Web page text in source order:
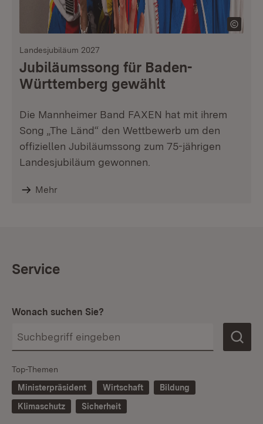
Landesjubiläum 2027
Jubiläumssong für Baden-
Württemberg gewählt
Die Mannheimer Band FAXEN hat mit ihrem
Song „The Länd“ den Wettbewerb um den
offiziellen Jubiläumssong zum 75-jährigen
Landesjubiläum gewonnen.
Mehr
Service
Wonach suchen Sie?
Top-Themen
Ministerpräsident
Wirtschaft
Bildung
Klimaschutz
Sicherheit